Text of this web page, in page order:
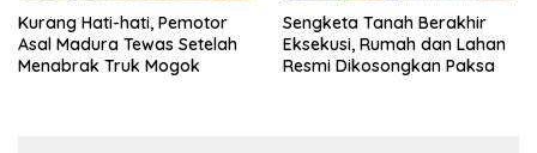
Kurang Hati-hati, Pemotor
Asal Madura Tewas Setelah
Menabrak Truk Mogok
Sengketa Tanah Berakhir
Eksekusi, Rumah dan Lahan
Resmi Dikosongkan Paksa